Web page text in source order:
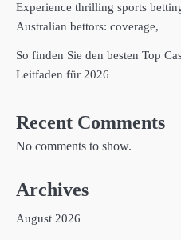
Experience thrilling sports
Australian bettors: coverage,
So finden Sie den besten Top
Leitfaden für 2026
Recent Comments
No comments to show.
Archives
August 2026